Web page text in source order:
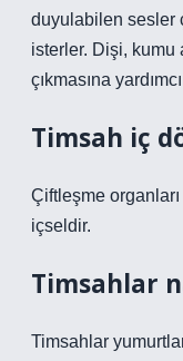
duyulabilen sesler
isterler. Dişi, kumu
çıkmasına
Timsah iç
Çiftleşme
içseldir.
Timsahlar
Timsahlar